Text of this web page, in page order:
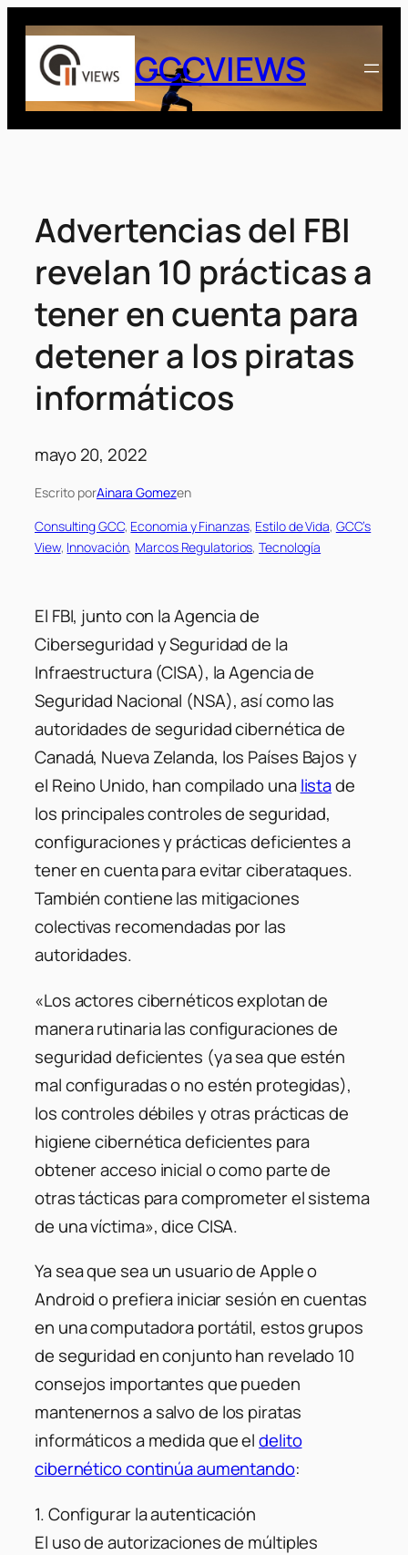
Saltar
contenido
GCCVIEWS
Advertencias del FBI
revelan 10 prácticas a
tener en cuenta para
detener a los piratas
informáticos
mayo 20, 2022
Escrito porAinara Gomezen
Consulting GCC, Economia y Finanzas, Estilo de Vida, GCC’s
View, Innovación, Marcos Regulatorios, Tecnología
El FBI, junto con la Agencia de
Ciberseguridad y Seguridad de la
Infraestructura (CISA), la Agencia de
Seguridad Nacional (NSA), así como las
autoridades de seguridad cibernética de
Canadá, Nueva Zelanda, los Países Bajos y
el Reino Unido, han compilado unalistade
los principales controles de seguridad,
configuraciones y prácticas deficientes a
tener en cuenta para evitar ciberataques.
También contiene las mitigaciones
colectivas recomendadas por las
autoridades.
«Los actores cibernéticos explotan de
manera rutinaria las configuraciones de
seguridad deficientes (ya sea que estén
mal configuradas o no estén protegidas),
los controles débiles y otras prácticas de
higiene cibernética deficientes para
obtener acceso inicial o como parte de
otras tácticas para comprometer el sistema
de una víctima», dice CISA.
Ya sea que sea un usuario de Apple o
Android o prefiera iniciar sesión en cuentas
en una computadora portátil, estos grupos
de seguridad en conjunto han revelado 10
consejos importantes que pueden
mantenernos a salvo de los piratas
informáticos a medida que eldelito
cibernético continúa aumentando:
1. Configurar la autenticación
El uso de autorizaciones de múltiples